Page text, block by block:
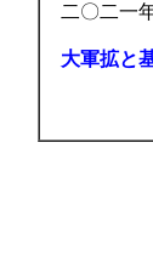
二〇二一
大軍拡と